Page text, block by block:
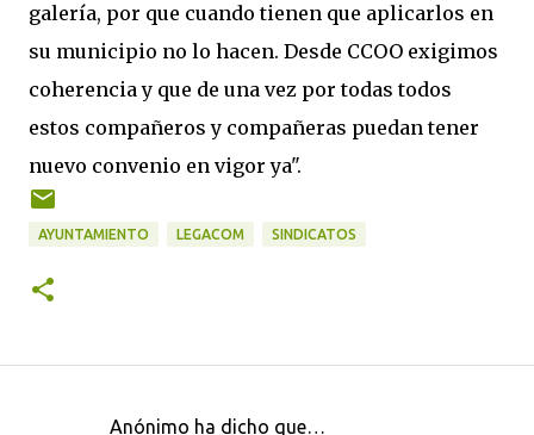
galería, por que cuando tienen que aplicarlos en
su municipio no lo hacen. Desde CCOO exigimos
coherencia y que de una vez por todas todos
estos compañeros y compañeras puedan tener
nuevo convenio en vigor ya".
AYUNTAMIENTO LEGACOM SINDICATOS
Anónimo ha dicho que…